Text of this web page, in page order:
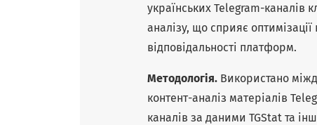
українських Telegram-каналів
аналізу, що сприяє
відповідальності платформ.
Методологія. Використано
контент-аналіз матеріалів
каналів за даними TGStat та